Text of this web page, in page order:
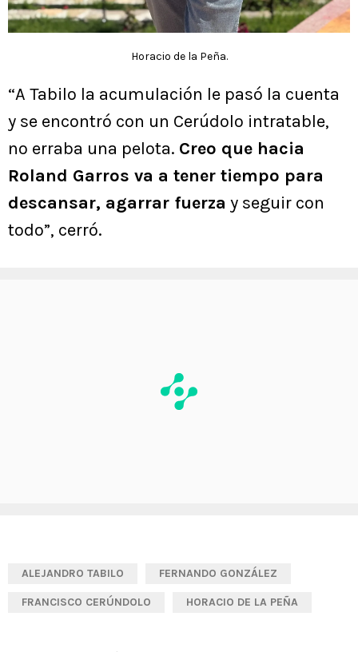
Horacio de la Peña.
“A Tabilo la acumulación le pasó la cuenta
y se encontró con un Cerúdolo intratable,
no erraba una pelota. Creo que hacia
Roland Garros va a tener tiempo para
descansar, agarrar fuerza y seguir con
todo”, cerró.
ALEJANDRO TABILO FERNANDO GONZÁLEZ
FRANCISCO CERÚNDOLO HORACIO DE LA PEÑA